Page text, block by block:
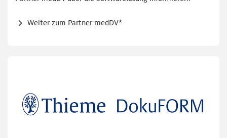
Weiter zum Partner medDV*